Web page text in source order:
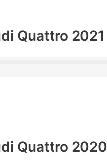
Quattro 2021
Quattro 2020